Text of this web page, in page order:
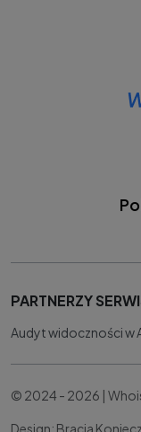
PARTNERZY
Audyt widoczności w
© 2024 - 2026 |
Design: Bracia